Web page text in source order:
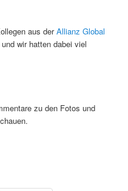
aus derAllianz Global
wir hatten dabei viel
zu den Fotos und